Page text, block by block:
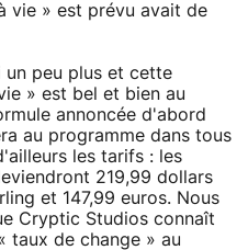
vie » est prévu avait de
un peu plus et cette
» est bel et bien au
annoncée d'abord
au programme dans tous
les tarifs : les
219,99 dollars
et 147,99 euros. Nous
Cryptic Studios connaît
taux de change » au